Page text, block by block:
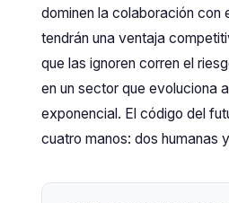
dominen la colaboración con
tendrán una ventaja
que las ignoren corren el
en un sector que evoluciona
exponencial. El código del
cuatro manos: dos humanas